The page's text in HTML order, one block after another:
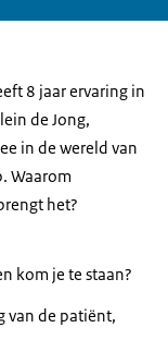
8 jaar ervaring in
de Jong,
in de wereld van
Waarom
het?
kom je te staan?
van de patiënt,